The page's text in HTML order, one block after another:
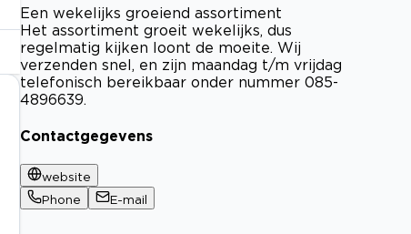
Een wekelijks groeiend assortiment
Het assortiment groeit wekelijks, dus
regelmatig kijken loont de moeite. Wij
verzenden snel, en zijn maandag t/m vrijdag
telefonisch bereikbaar onder nummer 085-
4896639.
Contactgegevens
website
Phone
E-mail